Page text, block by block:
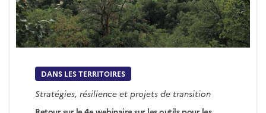
DANS LES TERRITOIRES
Stratégies, résilience et projets de transition